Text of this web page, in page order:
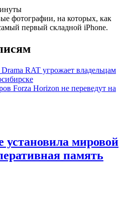
фотографии, на которых, как
первый складной iPhone.
RAT угрожает владельцам
Forza Horizon не переведут на
установила мировой
память